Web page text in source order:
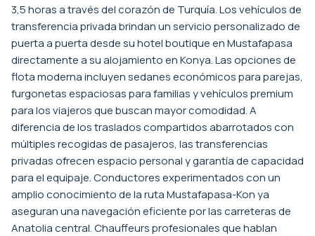
3,5 horas a través del corazón de Turquía. Los vehículos de
transferencia privada brindan un servicio personalizado de
puerta a puerta desde su hotel boutique en Mustafapasa
directamente a su alojamiento en Konya. Las opciones de
flota moderna incluyen sedanes económicos para parejas,
furgonetas espaciosas para familias y vehículos premium
para los viajeros que buscan mayor comodidad. A
diferencia de los traslados compartidos abarrotados con
múltiples recogidas de pasajeros, las transferencias
privadas ofrecen espacio personal y garantía de capacidad
para el equipaje. Conductores experimentados con un
amplio conocimiento de la ruta Mustafapasa-Kon ya
aseguran una navegación eficiente por las carreteras de
Anatolia central. Chauffeurs profesionales que hablan